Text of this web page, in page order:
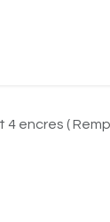
4 encres (